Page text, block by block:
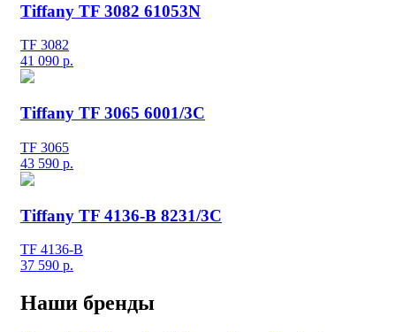
Tiffany TF 3082 61053N
TF 3082
41 090 р.
Tiffany TF 3065 6001/3C
TF 3065
43 590 р.
Tiffany TF 4136-B 8231/3С
TF 4136-B
37 590 р.
Наши бренды